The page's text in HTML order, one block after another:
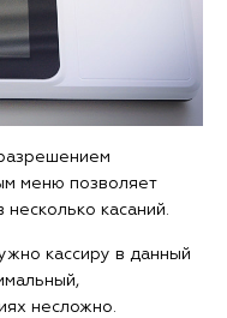
меню позволяет
касаний.
кассиру в данный
несложно.